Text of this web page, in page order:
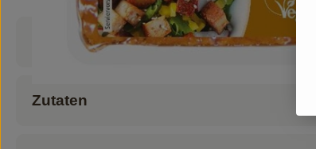
Produktinformationen
Zutaten